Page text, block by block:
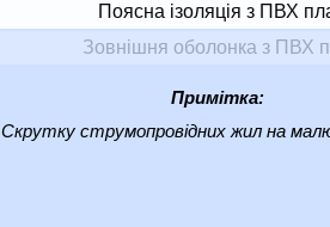
Поясна ізоляція з ПВХ
Зовнішня оболонка з ПВХ
Примітка:
Скрутку струмопровідних жил на